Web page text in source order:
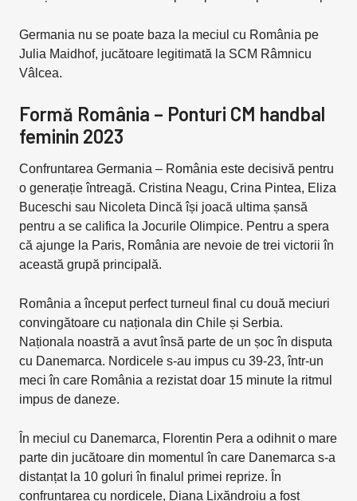
Germania nu se poate baza la meciul cu România pe
Julia Maidhof, jucătoare legitimată la SCM Râmnicu
Vâlcea.
Formă România – Ponturi CM handbal
feminin 2023
Confruntarea Germania – România este decisivă pentru
o generație întreagă. Cristina Neagu, Crina Pintea, Eliza
Buceschi sau Nicoleta Dincă își joacă ultima șansă
pentru a se califica la Jocurile Olimpice. Pentru a spera
că ajunge la Paris, România are nevoie de trei victorii în
această grupă principală.
România a început perfect turneul final cu două meciuri
convingătoare cu naționala din Chile și Serbia.
Naționala noastră a avut însă parte de un șoc în disputa
cu Danemarca. Nordicele s-au impus cu 39-23, într-un
meci în care România a rezistat doar 15 minute la ritmul
impus de daneze.
În meciul cu Danemarca, Florentin Pera a odihnit o mare
parte din jucătoare din momentul în care Danemarca s-a
distanțat la 10 goluri în finalul primei reprize. În
confruntarea cu nordicele, Diana Lixăndroiu a fost